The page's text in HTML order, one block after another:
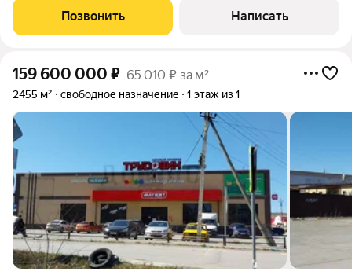
Позвонить Написать
159 600 000 ₽ 65 010 ₽ за м²
2455 м² свободное назначение 1 этаж из 1